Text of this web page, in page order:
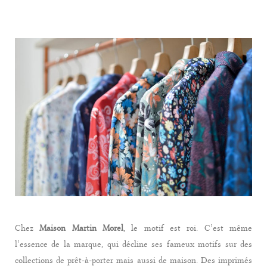
ChezMaison Martin Morel, le motif est roi. C’est même
l’essence de la marque, qui décline ses fameux motifs sur des
collections de prêt-à-porter mais aussi de maison. Des imprimés